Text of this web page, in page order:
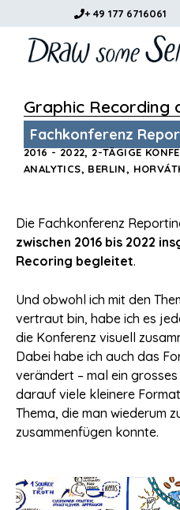
+ 49 177 6716061
Graphic Recording
Fachkonferenz
2016 - 2022, 2-TÄGIGE
ANALYTICS, BERLIN,
Die Fachkonferenz
zwischen 2016 bis 2022
Recoring begleitet.
Und obwohl ich mit den
vertraut bin, habe ich es
die Konferenz visuell
Dabei habe ich auch das
verändert – mal ein
darauf viele kleinere
Thema, die man wiederum
zusammenfügen konnte.